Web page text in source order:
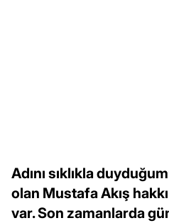
Adını sıklıkla
olan Mustafa Akış
var. Son zamanlarda